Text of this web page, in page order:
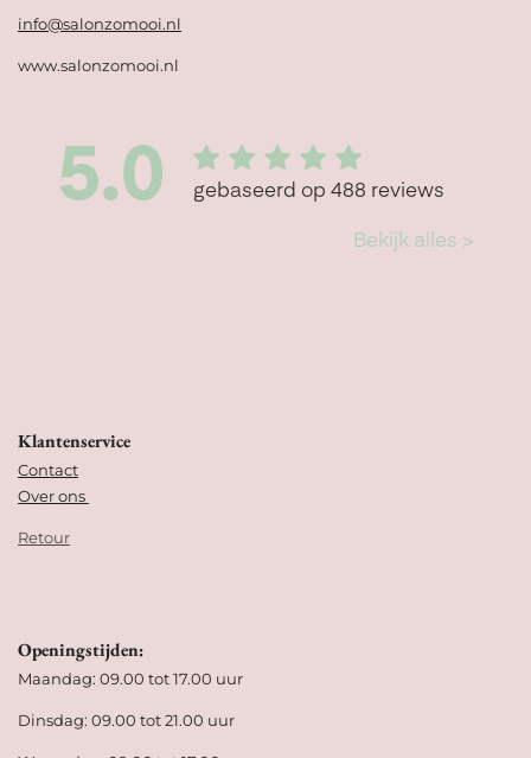
info@salonzomooi.nl
www.salonzomooi.nl
Klantenservice
Contact
Over ons
Retour
Openingstijden:
Maandag: 09.00 tot 17.00 uur
Dinsdag: 09.00 tot 21.00 uur